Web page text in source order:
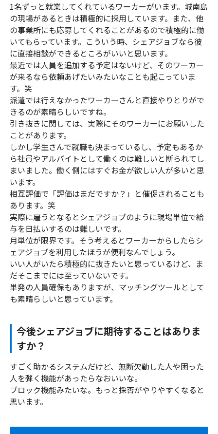
1名ずっと就業してくれているワーカーがいます。城南島
の現場があるときは積極的に採用しています。また、他
の事業所にも応募してくれることがあるので積極的に働
いてもらっています。こういう時、シェアジョブなら彼
に直接相談ができるところがいいと思います。
最近では人員を追加する予定はないけど、そのワーカー
が来るなら依頼あげたいみたいなことも起こっていま
す。笑
派遣では行えなかったワーカーさんと直接やりとりがで
きるのが素晴らしいですね。
引き抜きに関しては、実際にそのワーカーにお願いした
ことがあります。
しかし学生さんで就職も決まっているし、予定もあるか
ら社員やアルバイトとして働くのは難しいと断られてし
まいました。働く側にはすぐお金が欲しい人が多いと思
います。
相互評価で「評価はまだですか？」と催促されることも
あります。笑
実際に雇うとなるとシェアジョブのように現場単位で給
与を日払いするのは難しいです。
月単位が限界です。そう考えるとワーカーからしたらシ
ェアジョブを利用したほうが便利なんでしょう。
いい人がいたら積極的に抜きたいと思っているけど、ま
だそこまでには至っていないです。
単発の人員確保もありますが、マッチングツールとして
も素晴らしいと思っています。
今後シェアジョブに期待することはありま
すか？
すごく助かるシステムだけど、無断欠勤した人や困った
人を弾く機能があったらなおいいな。
ブロック機能みたいな。もっと採否がやりやすくなると
思います。